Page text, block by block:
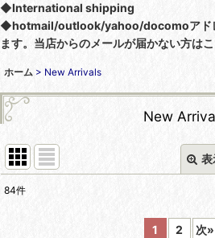
◆International shipping
◆hotmail/outlook/yahoo/docomoアド
ます。当店からのメールが届かない方は
ホーム > New Arrivals
New
表
84件
1 2 次»